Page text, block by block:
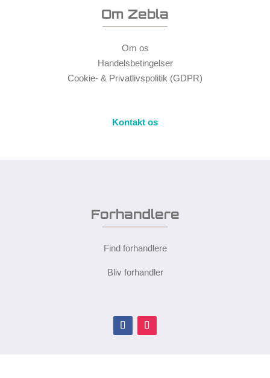
Om Zebla
Om os
Handelsbetingelser
Cookie- & Privatlivspolitik (GDPR)
Kontakt os
Forhandlere
Find forhandlere
Bliv forhandler